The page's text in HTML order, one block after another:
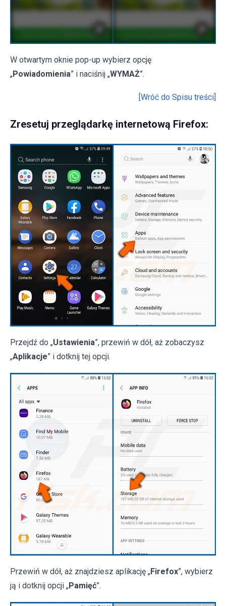
W otwartym oknie pop-up wybierz opcję
„Powiadomienia” i naciśnij „WYMAŻ”.
[Wróć do Spisu treści]
Zresetuj przeglądarkę internetową Firefox:
Przejdź do „Ustawienia”, przewiń w dół, aż zobaczysz
„Aplikacje” i dotknij tej opcji.
Przewiń w dół, aż znajdziesz aplikację „Firefox”, wybierz
ją i dotknij opcji „Pamięć”.